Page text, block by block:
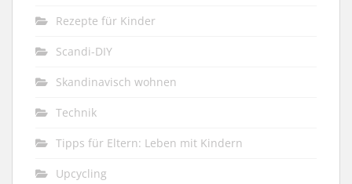
Rezepte für Kinder
Scandi-DIY
Skandinavisch wohnen
Technik
Tipps für Eltern: Leben mit Kindern
Upcycling